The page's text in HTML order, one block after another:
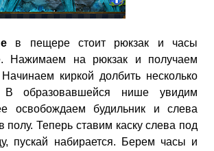
в пещере стоит рюкзак и часы
Нажимаем на рюкзак и получаем
Начинаем киркой долбить несколько
В образовавшейся нише увидим
освобождаем будильник и слева
полу. Теперь ставим каску слева под
пускай набирается. Берем часы и